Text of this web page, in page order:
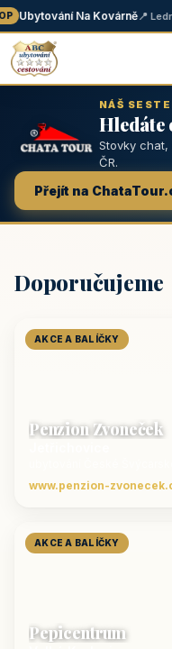
Ubytování Na Kovárně📍
NÁŠ
Hledáte
Stovky
ČR.
Přejít na
Doporučujeme
AKCE A BALÍČKY
Penzion Zvoneček
www.penzion-
AKCE A BALÍČKY
Pepicentrum